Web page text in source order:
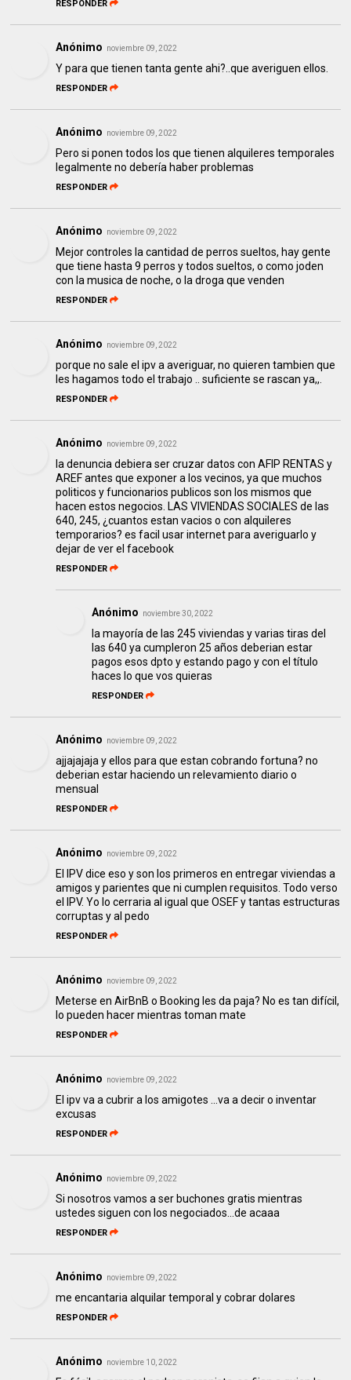
RESPONDER
Anónimo noviembre 09, 2022
Y para que tienen tanta gente ahi?..que averiguen ellos.
RESPONDER
Anónimo noviembre 09, 2022
Pero si ponen todos los que tienen alquileres temporales
legalmente no debería haber problemas
RESPONDER
Anónimo noviembre 09, 2022
Mejor controles la cantidad de perros sueltos, hay gente
que tiene hasta 9 perros y todos sueltos, o como joden
con la musica de noche, o la droga que venden
RESPONDER
Anónimo noviembre 09, 2022
porque no sale el ipv a averiguar, no quieren tambien que
les hagamos todo el trabajo .. suficiente se rascan ya,,.
RESPONDER
Anónimo noviembre 09, 2022
la denuncia debiera ser cruzar datos con AFIP RENTAS y
AREF antes que exponer a los vecinos, ya que muchos
politicos y funcionarios publicos son los mismos que
hacen estos negocios. LAS VIVIENDAS SOCIALES de las
640, 245, ¿cuantos estan vacios o con alquileres
temporarios? es facil usar internet para averiguarlo y
dejar de ver el facebook
RESPONDER
Anónimo noviembre 30, 2022
la mayoría de las 245 viviendas y varias tiras del
las 640 ya cumpleron 25 años deberian estar
pagos esos dpto y estando pago y con el título
haces lo que vos quieras
RESPONDER
Anónimo noviembre 09, 2022
ajjajajaja y ellos para que estan cobrando fortuna? no
deberian estar haciendo un relevamiento diario o
mensual
RESPONDER
Anónimo noviembre 09, 2022
El IPV dice eso y son los primeros en entregar viviendas a
amigos y parientes que ni cumplen requisitos. Todo verso
el IPV. Yo lo cerraria al igual que OSEF y tantas estructuras
corruptas y al pedo
RESPONDER
Anónimo noviembre 09, 2022
Meterse en AirBnB o Booking les da paja? No es tan difícil,
lo pueden hacer mientras toman mate
RESPONDER
Anónimo noviembre 09, 2022
El ipv va a cubrir a los amigotes ...va a decir o inventar
excusas
RESPONDER
Anónimo noviembre 09, 2022
Si nosotros vamos a ser buchones gratis mientras
ustedes siguen con los negociados...de acaaa
RESPONDER
Anónimo noviembre 09, 2022
me encantaria alquilar temporal y cobrar dolares
RESPONDER
Anónimo noviembre 10, 2022